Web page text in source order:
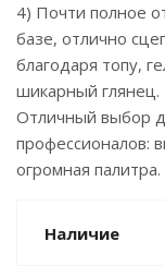
4) Почти полное
базе, отлично
благодаря топу,
шикарный глянец.
Отличный выбор
профессионалов:
огромная палитра.
Наличие